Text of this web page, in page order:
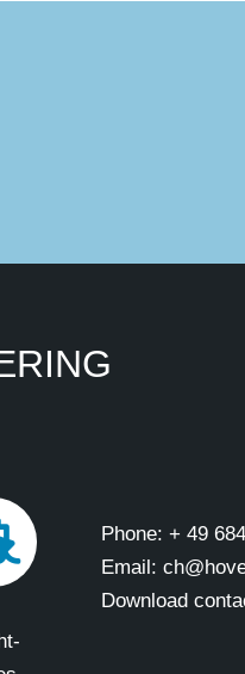
Phone: + 49
Email:
Download